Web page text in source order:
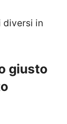
diversi in
giusto